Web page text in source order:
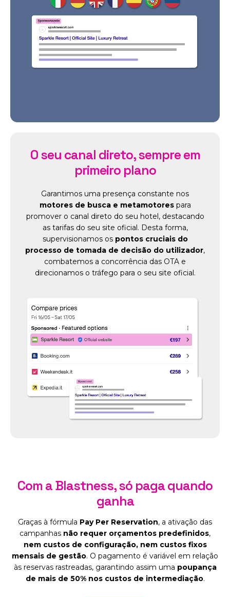
O seu canal direto, sempre em
primeiro plano
Garantimos uma presença constante nos
motores de busca e metamotorespara
promover o canal direto do seu hotel, destacando
as tarifas do seu site oficial. Desta forma,
supervisionamos os pontos cruciais do
processo de tomada de decisão do utilizador,
combatemos a concorrência das OTA e
direcionamos o tráfego para o seu site oficial.
Com a Blastness, só paga quando
ganha
Graças à fórmula Pay Per Reservation, a ativação das
campanhas não requer orçamentos predefinidos,
nem custos de configuração, nem custos fixos
mensais de gestão. O pagamento é variável em relação
às reservas rastreadas, garantindo assim uma poupança
de mais de 50% nos custos de intermediação.